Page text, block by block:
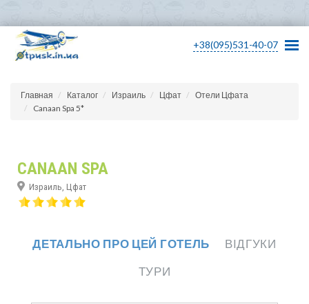
+38(095)531-40-07
Главная Каталог Израиль Цфат
Отели Цфата
Canaan Spa 5*
CANAAN SPA
Израиль, Цфат
ДЕТАЛЬНО ПРО ЦЕЙ ГОТЕЛЬ
ВІДГУКИ
ТУРИ